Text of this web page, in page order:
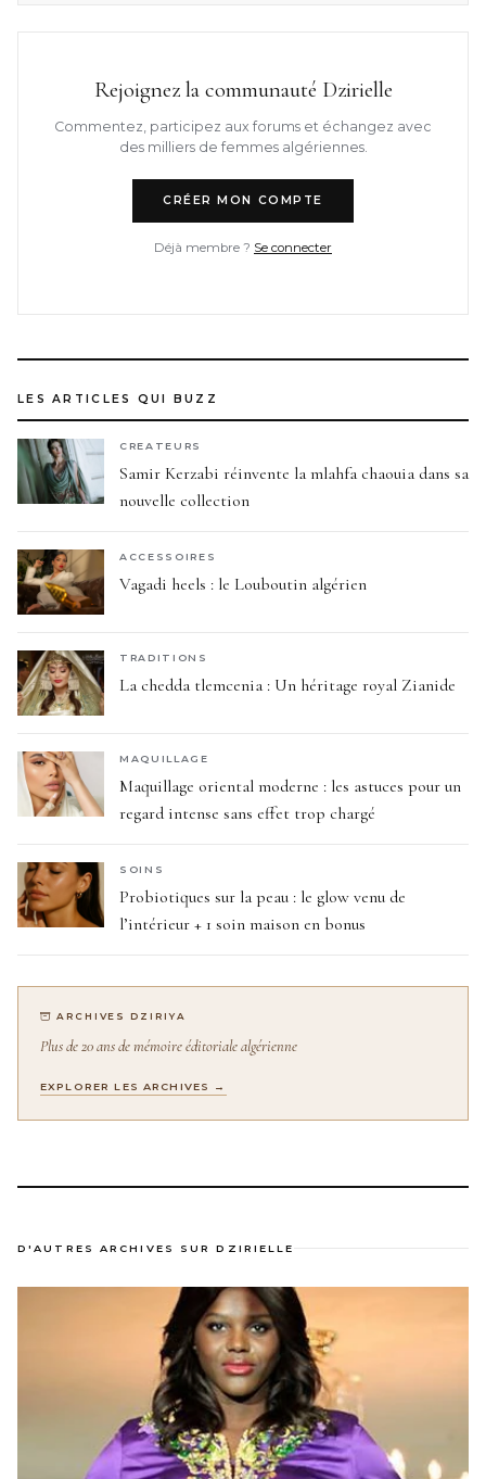
Rejoignez la communauté Dzirielle
Commentez, participez aux forums et échangez avec
des milliers de femmes algériennes.
CRÉER MON COMPTE
Déjà membre ? Se connecter
LES ARTICLES QUI BUZZ
CREATEURS
Samir Kerzabi réinvente la mlahfa chaouia dans sa
nouvelle collection
ACCESSOIRES
Vagadi heels : le Louboutin algérien
TRADITIONS
La chedda tlemcenia : Un héritage royal Zianide
MAQUILLAGE
Maquillage oriental moderne : les astuces pour un
regard intense sans effet trop chargé
SOINS
Probiotiques sur la peau : le glow venu de
l’intérieur + 1 soin maison en bonus
ARCHIVES DZIRIYA
Plus de 20 ans de mémoire éditoriale algérienne
EXPLORER LES ARCHIVES →
D'AUTRES ARCHIVES SUR DZIRIELLE